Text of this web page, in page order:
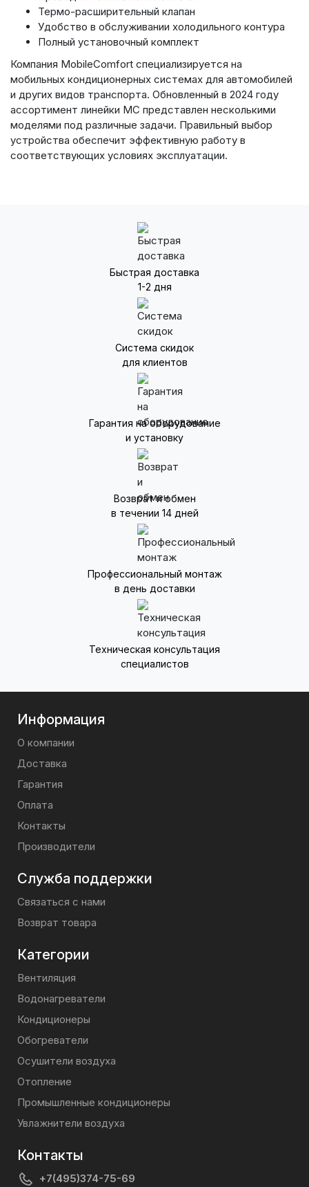
Термо-расширительный клапан
Удобство в обслуживании холодильного контура
Полный установочный комплект
Компания MobileComfort специализируется на
мобильных кондиционерных системах для автомобилей
и других видов транспорта. Обновленный в 2024 году
ассортимент линейки MC представлен несколькими
моделями под различные задачи. Правильный выбор
устройства обеспечит эффективную работу в
соответствующих условиях эксплуатации.
Быстрая доставка
1-2 дня
Система скидок
для клиентов
Гарантия на оборудование
и установку
Возврат и обмен
в течении 14 дней
Профессиональный монтаж
в день доставки
Техническая консультация
специалистов
Информация
О компании
Доставка
Гарантия
Оплата
Контакты
Производители
Служба поддержки
Связаться с нами
Возврат товара
Категории
Вентиляция
Водонагреватели
Кондиционеры
Обогреватели
Осушители воздуха
Отопление
Промышленные кондиционеры
Увлажнители воздуха
Контакты
+7(495)374-75-69